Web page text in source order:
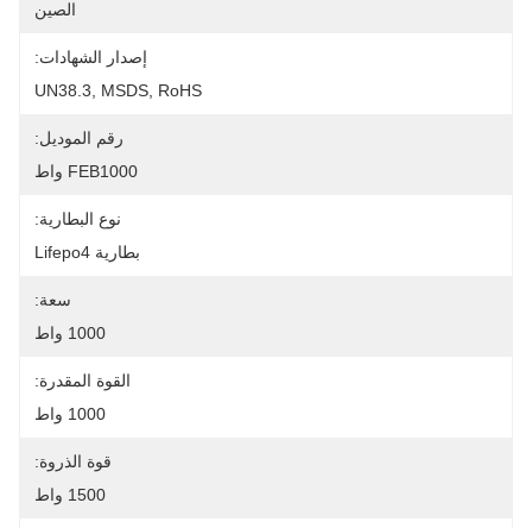
الصين
إصدار الشهادات:
UN38.3, MSDS, RoHS
رقم الموديل:
FEB1000 واط
نوع البطارية:
بطارية Lifepo4
سعة:
1000 واط
القوة المقدرة:
1000 واط
قوة الذروة:
1500 واط